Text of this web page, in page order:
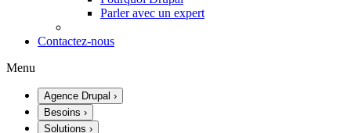
Parler avec un expert
Contactez-nous
Menu
Agence Drupal ›
Besoins ›
Solutions ›